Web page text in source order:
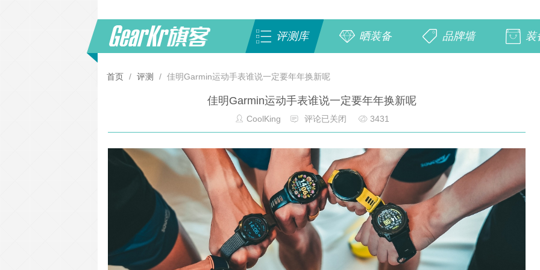
评测库 晒装备 品牌墙 装
首页 / 评测 / 佳明Garmin运动手表谁说一定要年年换新呢
佳明Garmin运动手表谁说一定要年年换新呢
CoolKing 评论已关闭 3431